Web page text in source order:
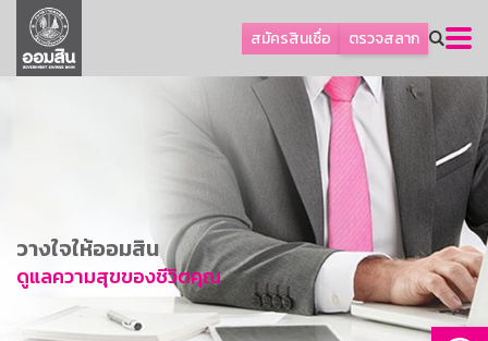
สมัครสินเชื่อ ตรวจสลาก
ลูกค้าธุรกิจ
ลูกค้าผู้ประกอบรายย่อย
การพัฒนาที่ยั่งยืน
ข่าวสาร
บริการทางการเงิน
อื่นๆ
วางใจให้ออมสิน
ดูแลความสุขของชีวิตคุณ